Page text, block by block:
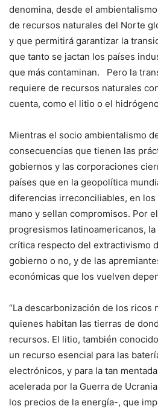
denomina, desde el
de recursos naturales del Norte
y que permitirá garantizar la
que tanto se jactan los países
que más contaminan.
Pero la
requiere de recursos naturales
cuenta, como el litio o el
Mientras el socio ambientalismo
consecuencias que tienen las
gobiernos y las corporaciones
países que en la geopolítica
diferencias irreconciliables, en
mano y sellan compromisos. Por
progresismos latinoamericanos,
crítica respecto del extractivismo
gobierno o no, y de las
económicas que los vuelven
“La descarbonización de los ricos
quienes habitan las tierras de
recursos. El litio, también
un recurso esencial para las
electrónicos, y para la tan
acelerada por la Guerra de
los precios de la energía-, que